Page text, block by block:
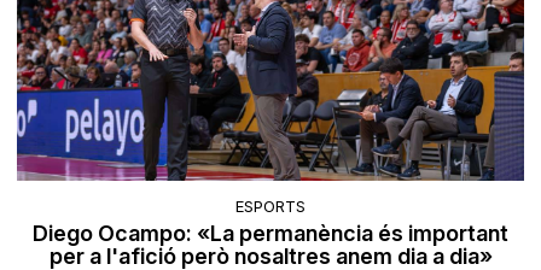
ESPORTS
Diego Ocampo: «La permanència és important
per a l'afició però nosaltres anem dia a dia»